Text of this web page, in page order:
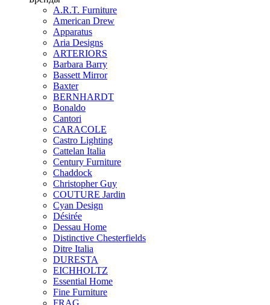
A.R.T. Furniture
American Drew
Apparatus
Aria Designs
ARTERIORS
Barbara Barry
Bassett Mirror
Baxter
BERNHARDT
Bonaldo
Cantori
CARACOLE
Castro Lighting
Cattelan Italia
Century Furniture
Chaddock
Christopher Guy
COUTURE Jardin
Cyan Design
Désirée
Dessau Home
Distinctive Chesterfields
Ditre Italia
DURESTA
EICHHOLTZ
Essential Home
Fine Furniture
FRAG